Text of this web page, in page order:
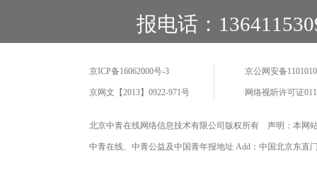
报电话：
京ICP备16062000号-3
京网文【2013】0922-971号
京公网安备
网络视听许可证
北京中青在线网络信息技术有限公司版权所有 声明：本网
中青在线、中青公益及中国青年报地址 Add：中国北京东直